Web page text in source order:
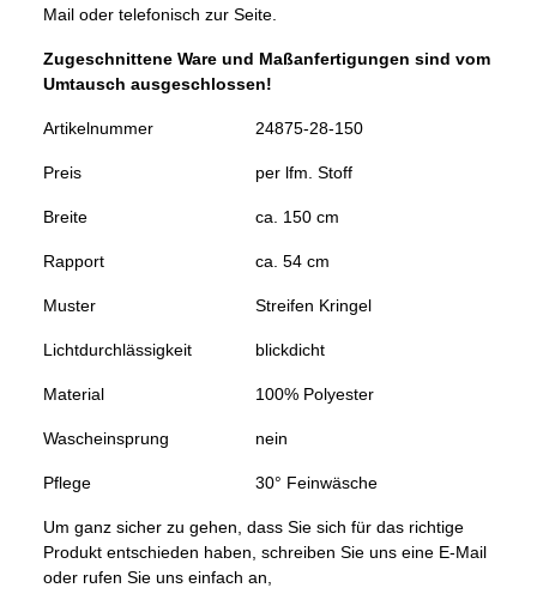
Mail oder telefonisch zur Seite.
Zugeschnittene Ware und Maßanfertigungen sind vom
Umtausch ausgeschlossen!
Artikelnummer 24875-28-150
Preis per lfm. Stoff
Breite ca. 150 cm
Rapport ca. 54 cm
Muster Streifen Kringel
Lichtdurchlässigkeit blickdicht
Material 100% Polyester
Wascheinsprung nein
Pflege 30° Feinwäsche
Um ganz sicher zu gehen, dass Sie sich für das richtige
Produkt entschieden haben, schreiben Sie uns eine E-Mail
oder rufen Sie uns einfach an,